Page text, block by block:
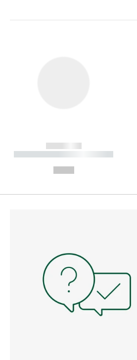
------------
----------- ----------- ----------